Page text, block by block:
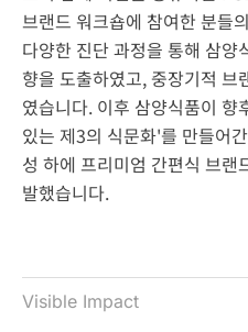
브랜드 워크숍에 참여한 분들
다양한 진단 과정을 통해 삼양
향을 도출하였고, 중장기적
였습니다. 이후 삼양식품이 향
있는 제3의 식문화'를 만들어
성 하에 프리미엄 간편식 브랜
발했습니다.
Visible Impact